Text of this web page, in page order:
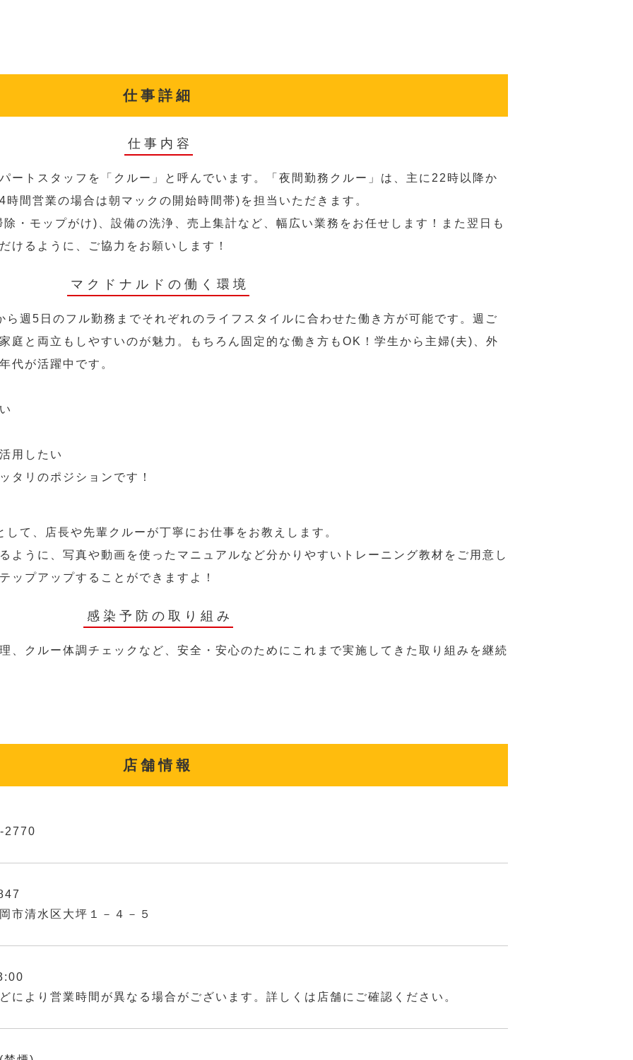
仕事詳細
仕事内容
ートスタッフを「クルー」と呼んでいます。「夜間勤務クルー」は、主に22時以降か
間営業の場合は朝マックの開始時間帯)を担当いただきます。
・モップがけ)、設備の洗浄、売上集計など、幅広い業務をお任せします！また翌日も
けるように、ご協力をお願いします！
マクドナルドの働く環境
週5日のフル勤務までそれぞれのライフスタイルに合わせた働き方が可能です。週ご
庭と両立もしやすいのが魅力。もちろん固定的な働き方もOK！学生から主婦(夫)、外
代が活躍中です。
用したい
タリのポジションです！
て、店長や先輩クルーが丁寧にお仕事をお教えします。
ように、写真や動画を使ったマニュアルなど分かりやすいトレーニング教材をご用意し
ップアップすることができますよ！
感染予防の取り組み
、クルー体調チェックなど、安全・安心のためにこれまで実施してきた取り組みを継続
店舗情報
2770
市清水区大坪１－４－５
により営業時間が異なる場合がございます。詳しくは店舗にご確認ください。